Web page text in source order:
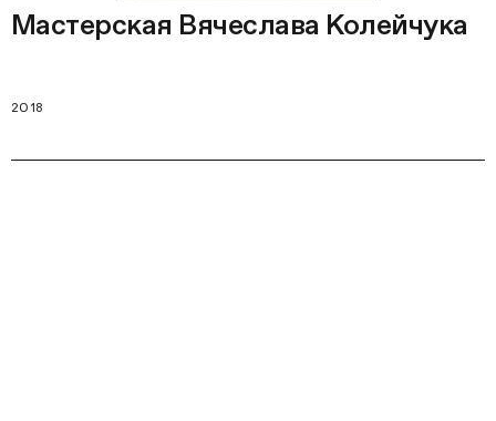
Мастерская Вячеслава Колейчука
2018